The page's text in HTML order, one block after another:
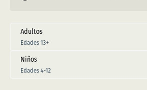
Adultos
Edades 13+
Niños
Edades 4-12